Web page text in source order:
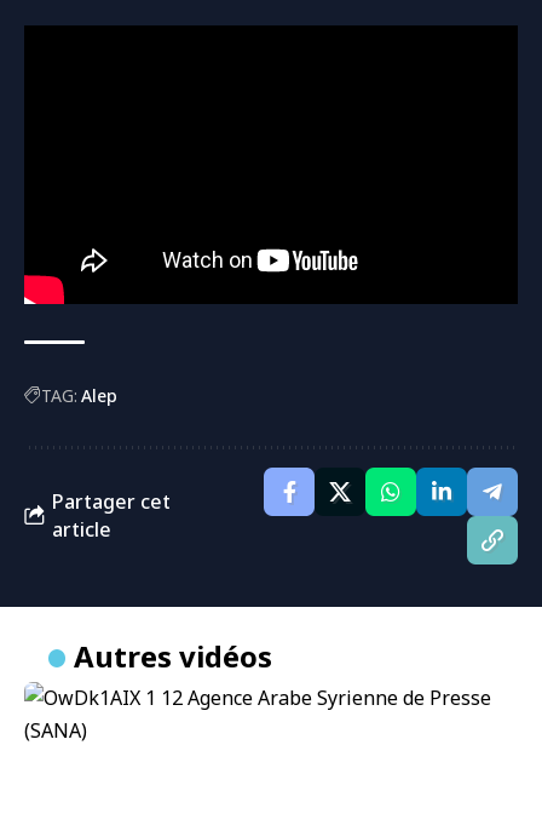
TAG: Alep
Partager cet
article
Autres vidéos